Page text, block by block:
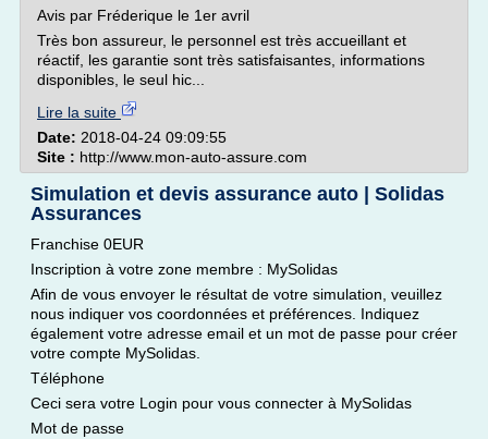
Avis par Fréderique le 1er avril
Très bon assureur, le personnel est très accueillant et
réactif, les garantie sont très satisfaisantes, informations
disponibles, le seul hic...
Lire la suite
Date: 2018-04-24 09:09:55
Site : http://www.mon-auto-assure.com
Simulation et devis assurance auto | Solidas
Assurances
Franchise 0EUR
Inscription à votre zone membre : MySolidas
Afin de vous envoyer le résultat de votre simulation, veuillez
nous indiquer vos coordonnées et préférences. Indiquez
également votre adresse email et un mot de passe pour créer
votre compte MySolidas.
Téléphone
Ceci sera votre Login pour vous connecter à MySolidas
Mot de passe